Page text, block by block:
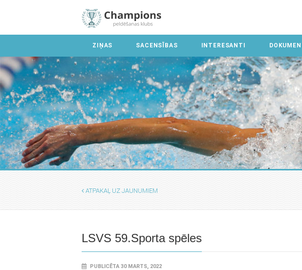
ZIŅAS SACENSĪBAS INTERESANTI
ATPAKAĻ UZ JAUNUMIEM
LSVS 59.Sporta spēles
PUBLICĒTA 30 MARTS, 2022